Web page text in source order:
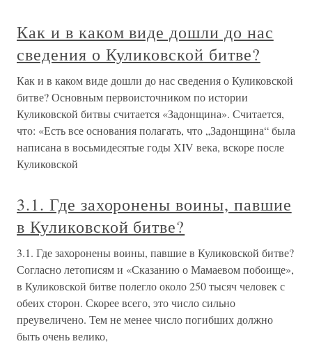
Как и в каком виде дошли до нас
сведения о Куликовской битве?
Как и в каком виде дошли до нас сведения о Куликовской
битве? Основным первоисточником по истории
Куликовской битвы считается «Задонщина». Считается,
что: «Есть все основания полагать, что „Задонщина“ была
написана в восьмидесятые годы XIV века, вскоре после
Куликовской
3.1. Где захоронены воины, павшие
в Куликовской битве?
3.1. Где захоронены воины, павшие в Куликовской битве?
Согласно летописям и «Сказанию о Мамаевом побоище»,
в Куликовской битве полегло около 250 тысяч человек с
обеих сторон. Скорее всего, это число сильно
преувеличено. Тем не менее число погибших должно
быть очень велико,